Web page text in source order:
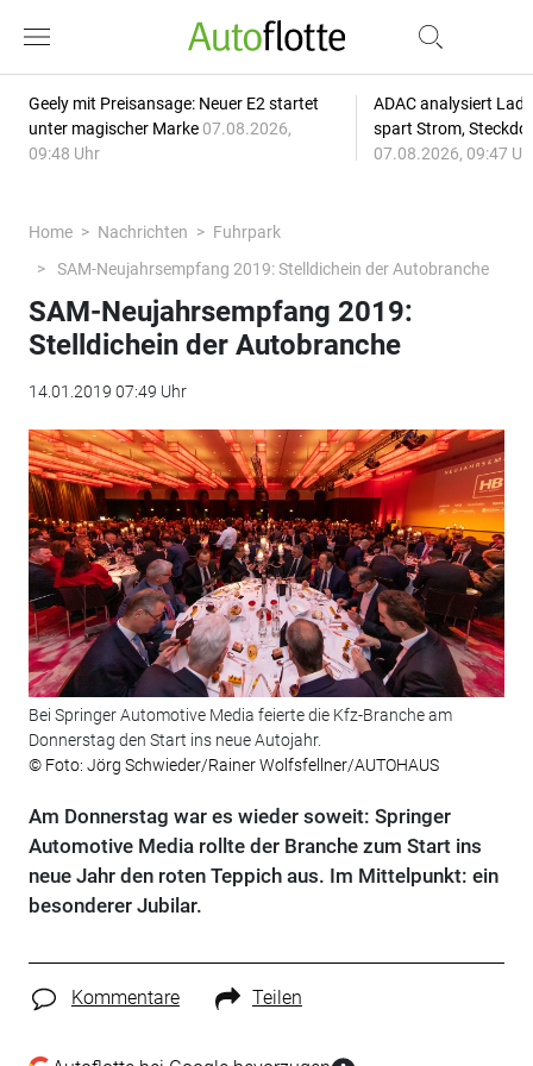
Geely mit Preisansage: Neuer E2 startet
unter magischer Marke 07.08.2026,
09:48 Uhr
ADAC analysiert
spart Strom,
07.08.2026, 09:47
Home Nachrichten
Fuhrpark
SAM-Neujahrsempfang 2019: Stelldichein der Autobranche
SAM-Neujahrsempfang 2019:
Stelldichein der Autobranche
14.01.2019 07:49 Uhr
Bei Springer Automotive Media feierte die Kfz-Branche am
Donnerstag den Start ins neue Autojahr.
© Foto: Jörg Schwieder/Rainer Wolfsfellner/AUTOHAUS
Am Donnerstag war es wieder soweit: Springer
Automotive Media rollte der Branche zum Start ins
neue Jahr den roten Teppich aus. Im Mittelpunkt: ein
besonderer Jubilar.
Kommentare Teilen